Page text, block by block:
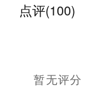
点评(100)
暂无评分